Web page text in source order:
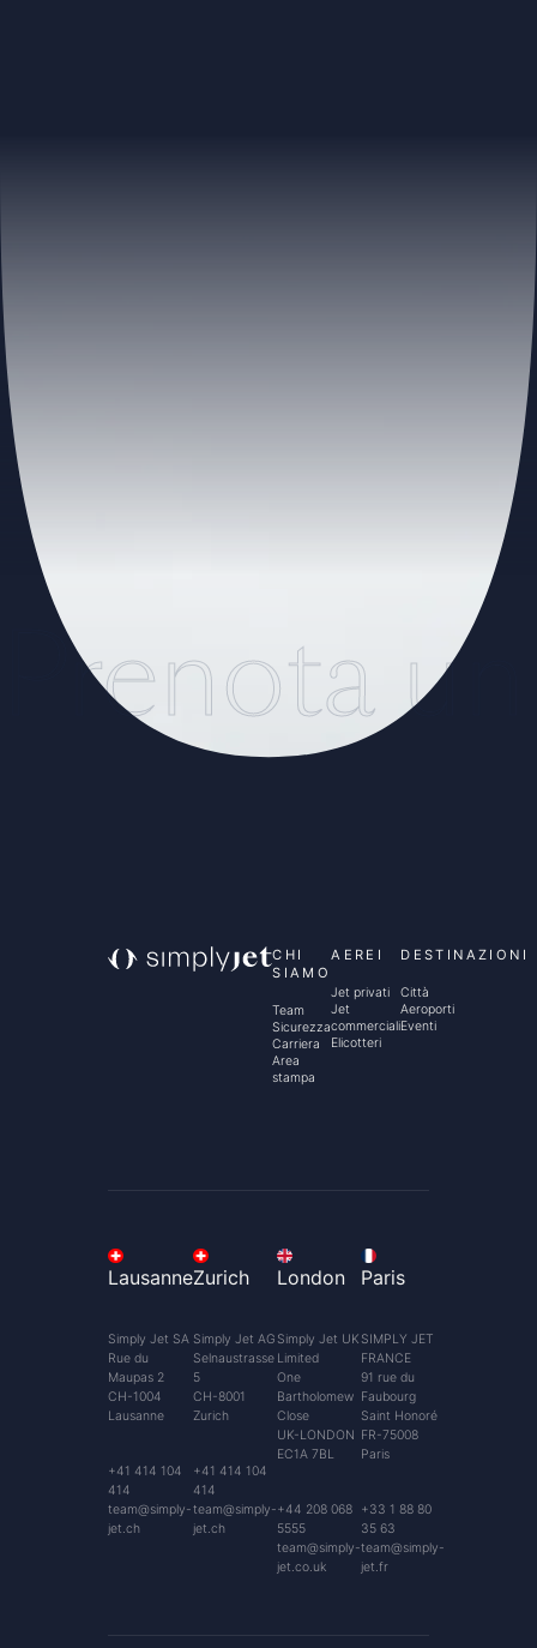
Prenota
CHI
SIAMO
Team
Sicurezza
Carriera
Area
stampa
AEREI
Jet privati
Jet
commerciali
Elicotteri
DESTINAZIONI
Città
Aeroporti
Eventi
Lausanne
Simply Jet SA
Rue du
Maupas 2
CH-1004
Lausanne
+41 414 104
414
team@simply-
jet.ch
Zurich
Simply Jet AG
Selnaustrasse
5
CH-8001
Zurich
+41 414 104
414
team@simply-
jet.ch
London
Simply Jet UK
Limited
One
Bartholomew
Close
UK-LONDON
EC1A 7BL
+44 208 068
5555
team@simply-
jet.co.uk
Paris
SIMPLY JET
FRANCE
91 rue du
Faubourg
Saint Honoré
FR-75008
Paris
+33 1 88 80
35 63
team@simply-
jet.fr